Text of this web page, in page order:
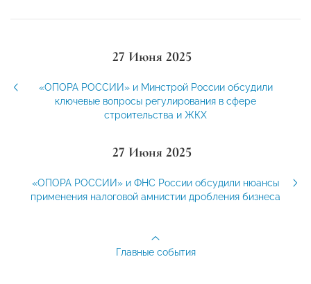
27 Июня 2025
«ОПОРА РОССИИ» и Минстрой России обсудили
ключевые вопросы регулирования в сфере
строительства и ЖКХ
27 Июня 2025
«ОПОРА РОССИИ» и ФНС России обсудили нюансы
применения налоговой амнистии дробления бизнеса
Главные события